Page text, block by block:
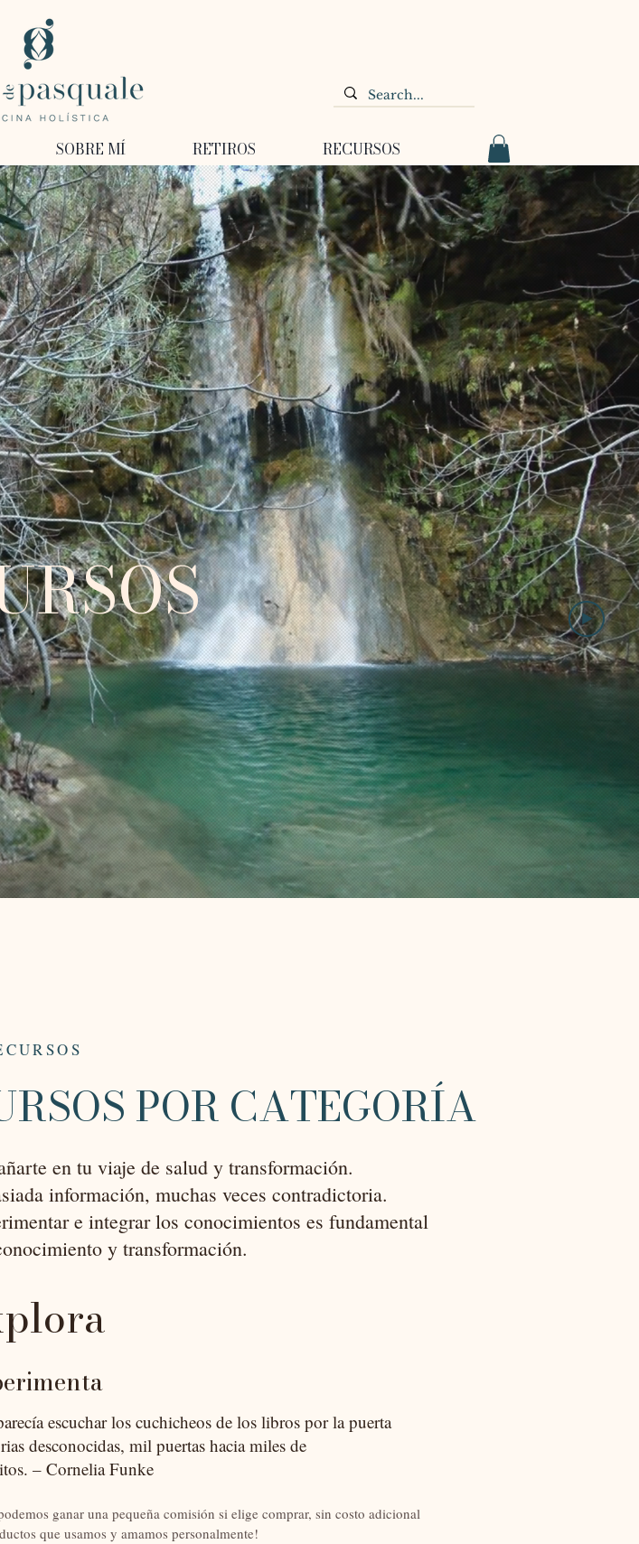
SOBRE MÍ RETIROS RECURSOS
POR CATEGORÍA
en tu viaje de salud y transformación.
información, muchas veces contradictoria.
e integrar los conocimientos es fundamental
y transformación.
escuchar los cuchicheos de los libros por la puerta
desconocidas, mil puertas hacia miles de
– Cornelia Funke
ganar una pequeña comisión si elige comprar, sin costo adicional
que usamos y amamos personalmente!